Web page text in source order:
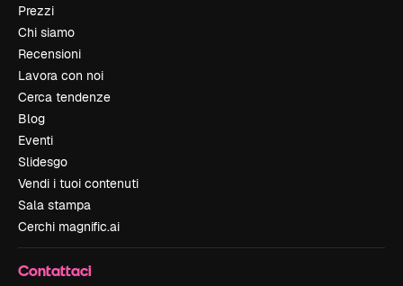
Prezzi
Chi siamo
Recensioni
Lavora con noi
Cerca tendenze
Blog
Eventi
Slidesgo
Vendi i tuoi contenuti
Sala stampa
Cerchi magnific.ai
Contattaci